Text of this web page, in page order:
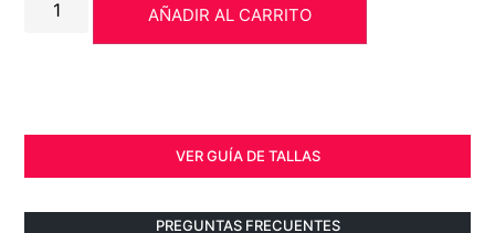
AÑADIR AL CARRITO
VER GUÍA DE TALLAS
PREGUNTAS FRECUENTES